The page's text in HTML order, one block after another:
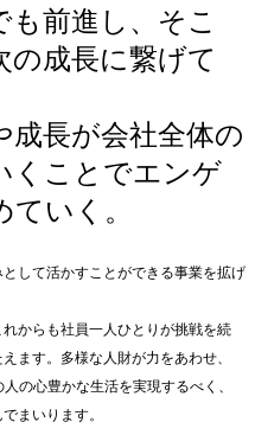
前進し、そこ
の成長に繋げて
成長が会社全体の
くことでエンゲ
いく。
して活かすことができる事業を拡げ
からも社員一人ひとりが挑戦を続
ます。多様な人財が力をあわせ、
の心豊かな生活を実現するべく、
まいります。